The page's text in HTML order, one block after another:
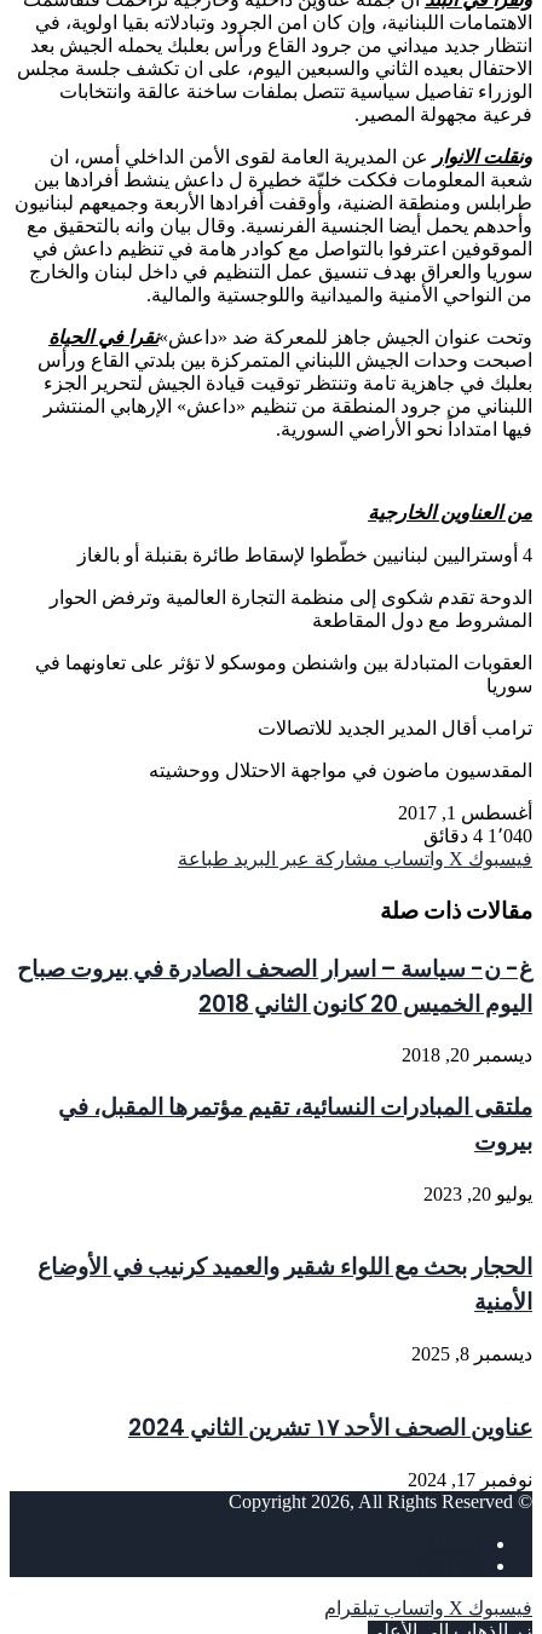
الاهتمامات اللبنانية، وإن كان امن الجرود وتبادلاته بقيا اولوية، في
انتظار جديد ميداني من جرود القاع ورأس بعلبك يحمله الجيش بعد
الاحتفال بعيده الثاني والسبعين اليوم، على ان تكشف جلسة مجلس
الوزراء تفاصيل سياسية تتصل بملفات ساخنة عالقة وانتخابات
فرعية مجهولة المصير.
ونقلت الانوار
عن المديرية العامة لقوى الأمن الداخلي أمس، ان
شعبة المعلومات فككت خليّة خطيرة ل داعش ينشط أفرادها بين
طرابلس ومنطقة الضنية، وأوقفت أفرادها الأربعة وجميعهم لبنانيون
وأحدهم يحمل أيضا الجنسية الفرنسية. وقال بيان وانه بالتحقيق مع
الموقوفين اعترفوا بالتواصل مع كوادر هامة في تنظيم داعش في
سوريا والعراق بهدف تنسيق عمل التنظيم في داخل لبنان والخارج
من النواحي الأمنية والميدانية واللوجستية والمالية.
وتحت عنوان الجيش جاهز للمعركة ضد «داعش»نقرا في الحياة
اصبحت وحدات الجيش اللبناني المتمركزة بين بلدتي القاع ورأس
بعلبك في جاهزية تامة وتنتظر توقيت قيادة الجيش لتحرير الجزء
اللبناني من جرود المنطقة من تنظيم «داعش» الإرهابي المنتشر
فيها امتداداً نحو الأراضي السورية.
من العناوين الخارجية
4 أوستراليين لبنانيين خطّطوا لإسقاط طائرة بقنبلة أو بالغاز
الدوحة تقدم شكوى إلى منظمة التجارة العالمية وترفض الحوار
المشروط مع دول المقاطعة
العقوبات المتبادلة بين واشنطن وموسكو لا تؤثر على تعاونهما في
سوريا
ترامب أقال المدير الجديد للاتصالات
المقدسيون ماضون في مواجهة الاحتلال ووحشيته
أغسطس 1, 2017
1٬040 4 دقائق
فيسبوك ‫X واتساب مشاركة عبر البريد طباعة
مقالات ذات صلة
غ- ن- سياسة – اسرار الصحف الصادرة في بيروت صباح
اليوم الخميس 20 كانون الثاني 2018
ديسمبر 20, 2018
ملتقى المبادرات النسائية، تقيم مؤتمرها المقبل، في
بيروت
يوليو 20, 2023
الحجار بحث مع اللواء شقير والعميد كرنيب في الأوضاع
الأمنية
ديسمبر 8, 2025
عناوين الصحف الأحد ١٧ تشرين الثاني 2024
نوفمبر 17, 2024
© Copyright 2026, All Rights Reserved
فيسبوك ‫X واتساب تيلقرام